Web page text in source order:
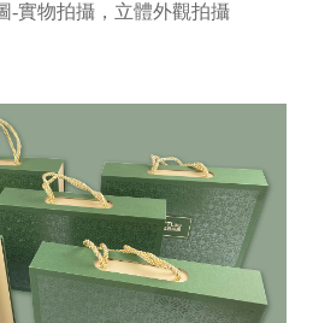
-實物拍攝，立體外觀拍攝